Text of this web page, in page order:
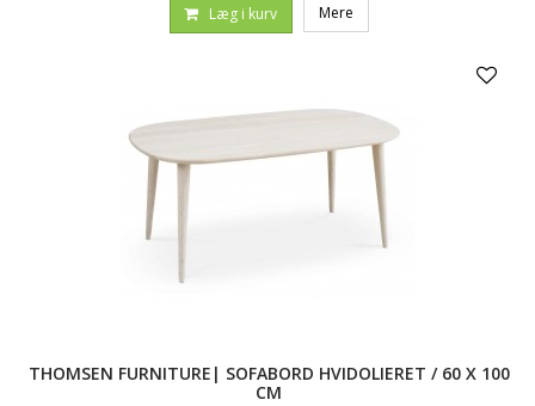
Læg i kurv Mere
THOMSEN FURNITURE| SOFABORD HVIDOLIERET / 60 X 100
CM